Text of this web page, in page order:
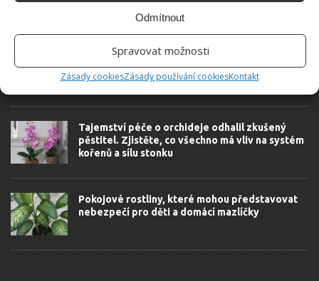
Odmítnout
Spravovat možnosti
Zásady cookiesZásady používání cookiesKontakt
Domácí lékárna na parapetu. Léčivé vlastnosti
tlustice, o kterých jste pravděpodobně neměli
ani tušení
Tajemství péče o orchideje odhalil zkušený
pěstitel. Zjistěte, co všechno má vliv na systém
kořenů a sílu stonku
Pokojové rostliny, které mohou představovat
nebezpečí pro děti a domácí mazlíčky